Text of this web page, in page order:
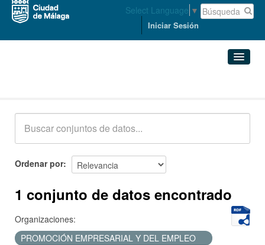
Select Language ▼
Iniciar Sesión
Acerca de
Ordenar por
1 conjunto de datos encontrado
Organizaciones:
PROMOCIÓN EMPRESARIAL Y DEL EMPLEO